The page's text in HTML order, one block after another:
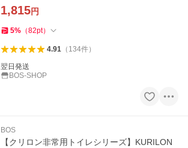
1,815円
5% （82pt）
4.91（ 134件）
翌日発送
BOS-SHOP
BOS
【クリロン非常用トイレシリーズ】KURILON